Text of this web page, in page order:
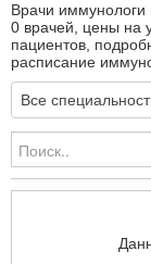
Врачи иммунологи
0 врачей, цены на
пациентов,
расписание
Все